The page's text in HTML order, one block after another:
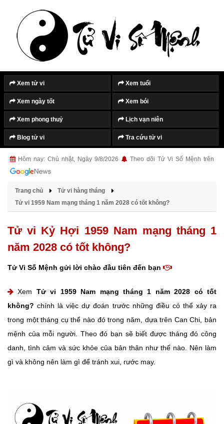
Xem tử vi Xem tuổi
Xem ngày tốt Xem bói
Xem phong thuỷ Lịch vạn niên
Blog tử vi Tra cứu tử vi
Hôm nay: Chủ nhật, Ngày 9/8/2026 Theo dõi Tử Vi Số Mệnh trên
Trang chủ
Tử vi hàng tháng
Tử vi 1959 Nam mạng tháng 1 năm 2028 có tốt không?
Tử vi Kỷ Hợi 1959 Nam mạng tháng 1
năm 2028 có tốt không?
Tử Vi Số Mệnh gửi lời chào đầu tiên đến bạn
Xem Tử vi 1959 Nam mạng tháng 1 năm 2028 có tốt
không? chính là việc dự đoán trước những điều có thể xảy ra
trong một tháng cụ thể nào đó trong năm, dựa trên Can Chi, bản
mệnh của mỗi người. Theo đó bạn sẽ biết được tháng đó công
danh, tình cảm và sức khỏe của bản thân như thế nào. Nên làm
gì và không nên làm gì để tránh xui, rước may.